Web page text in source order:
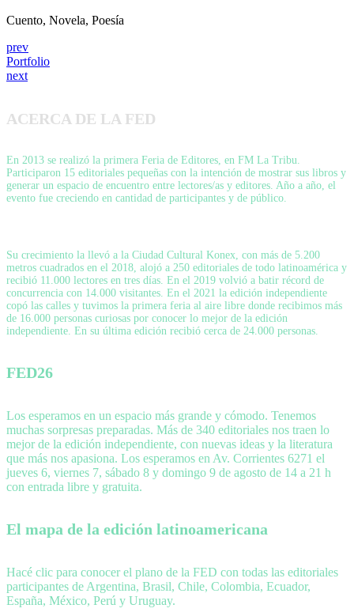
Cuento, Novela, Poesía
prev
Portfolio
next
ACERCA DE LA FED
En 2013 se realizó la primera Feria de Editores, en FM La Tribu.
Participaron 15 editoriales pequeñas con la intención de mostrar sus libros y
generar un espacio de encuentro entre lectores/as y editores. Año a año, el
evento fue creciendo en cantidad de participantes y de público.
Su crecimiento la llevó a la Ciudad Cultural Konex, con más de 5.200
metros cuadrados en el 2018, alojó a 250 editoriales de todo latinoamérica y
recibió 11.000 lectores en tres días. En el 2019 volvió a batir récord de
concurrencia con 14.000 visitantes. En el 2021 la edición independiente
copó las calles y tuvimos la primera feria al aire libre donde recibimos más
de 16.000 personas curiosas por conocer lo mejor de la edición
independiente. En su última edición recibió cerca de 24.000 personas.
FED26
Los esperamos en un espacio más grande y cómodo. Tenemos
muchas sorpresas preparadas. Más de 340 editoriales nos traen lo
mejor de la edición independiente, con nuevas ideas y la literatura
que más nos apasiona. Los esperamos en Av. Corrientes 6271 el
jueves 6, viernes 7, sábado 8 y domingo 9 de agosto de 14 a 21 h
con entrada libre y gratuita.
El mapa de la edición latinoamericana
Hacé clic para conocer el plano de la FED con todas las editoriales
participantes de Argentina, Brasil, Chile, Colombia, Ecuador,
España, México, Perú y Uruguay.